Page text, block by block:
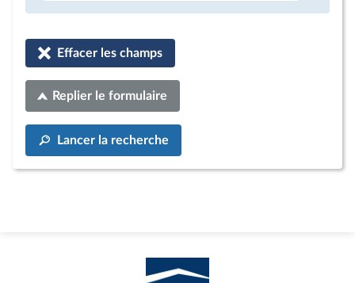
Effacer les champs
Replier le formulaire
Lancer la recherche